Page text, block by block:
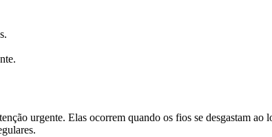
urgente. Elas ocorrem quando os fios se desgastam